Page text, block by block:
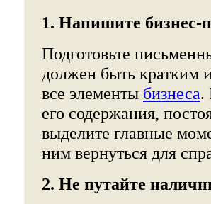
1. Напишите бизнес-
Подготовьте
должен быть кратким
все элементы бизнеса.
его содержания,
выделите главные
ним вернуться для
2. Не путайте